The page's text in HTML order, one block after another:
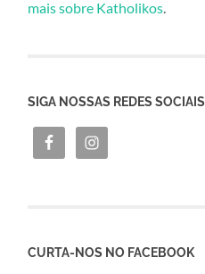
mais sobre Katholikos.
SIGA NOSSAS REDES SOCIAIS
CURTA-NOS NO FACEBOOK